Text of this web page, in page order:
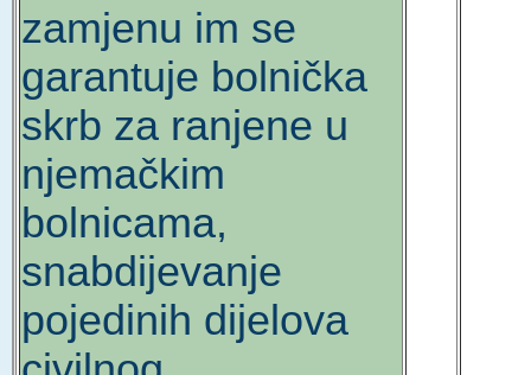
zamjenu im se
garantuje bolnička
skrb za ranjene u
njemačkim
bolnicama,
snabdijevanje
pojedinih dijelova